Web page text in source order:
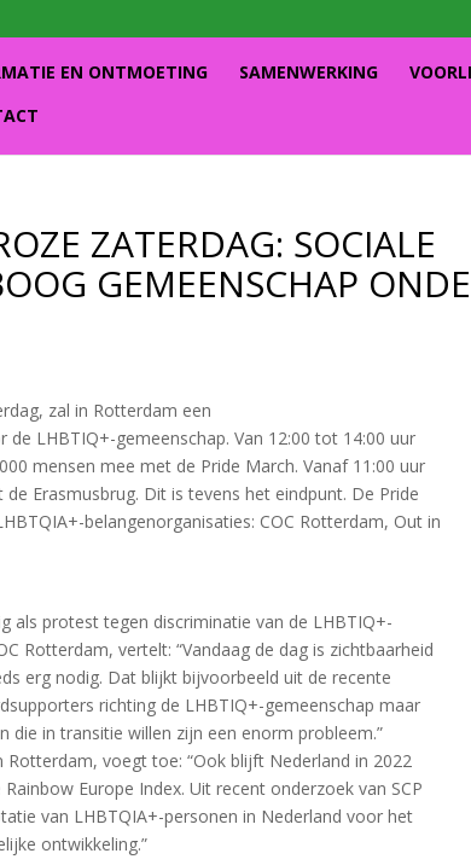
EN ONTMOETING SAMENWERKING
ZATERDAG: SOCIALE
GEMEENSCHAP
zal in Rotterdam een
LHBTIQ+-gemeenschap. Van 12:00 tot 14:00 uur
mensen mee met de Pride March. Vanaf 11:00 uur
Erasmusbrug. Dit is tevens het eindpunt. De Pride
belangenorganisaties: COC Rotterdam, Out in
als protest tegen discriminatie van de LHBTIQ+-
Rotterdam, vertelt: “Vandaag de dag is zichtbaarheid
erg nodig. Dat blijkt bijvoorbeeld uit de recente
richting de LHBTIQ+-gemeenschap maar
in transitie willen zijn een enorm probleem.”
voegt toe: “Ook blijft Nederland in 2022
Europe Index. Uit recent onderzoek van SCP
van LHBTQIA+-personen in Nederland voor het
ontwikkeling.”